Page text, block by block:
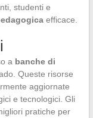
studenti e
efficace.
a banche di
Queste risorse
aggiornate
e tecnologici. Gli
pratiche per